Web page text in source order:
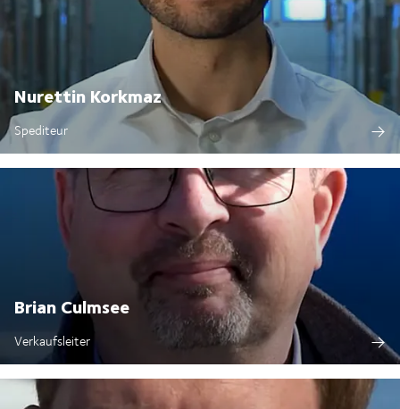
Nurettin Korkmaz
Spediteur
Brian Culmsee
Verkaufsleiter